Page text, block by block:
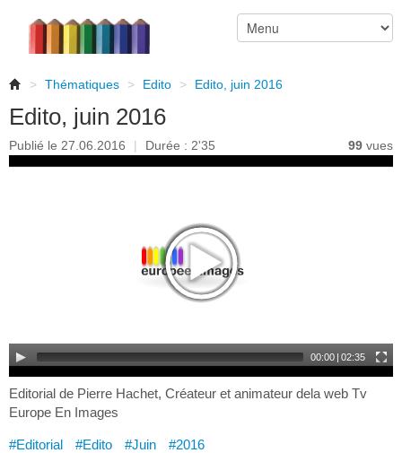
> Thématiques > Edito > Edito, juin 2016
Edito, juin 2016
Publié le 27.06.2016 | Durée : 2'35 99 vues
00:00 | 02:35
Editorial de Pierre Hachet, Créateur et animateur dela web Tv
Europe En Images
#Editorial #Edito #Juin #2016